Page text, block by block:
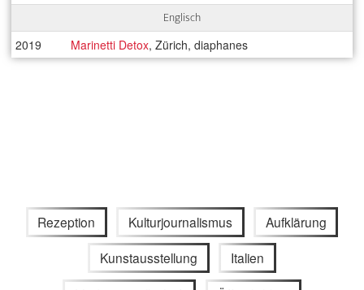
Englisch
2019 Marinetti Detox, Zürich, diaphanes
Rezeption Kulturjournalismus Aufklärung
Kunstausstellung Italien